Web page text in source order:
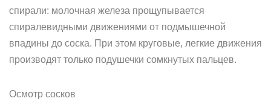
спирали: молочная железа прощупывается
спиралевидными движениями от подмышечной
впадины до соска. При этом круговые, легкие движения
производят только подушечки сомкнутых пальцев.
Осмотр сосков